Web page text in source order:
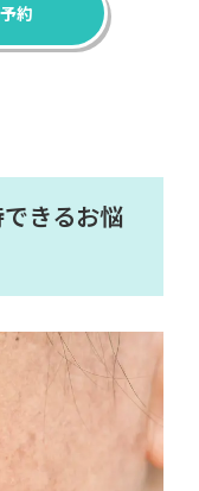
約
きるお悩